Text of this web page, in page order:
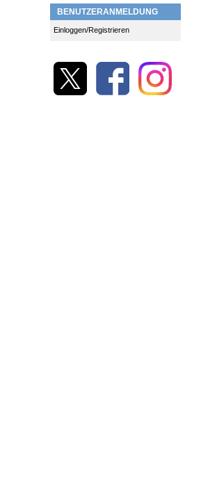
BENUTZERANMELDUNG
Einloggen/Registrieren